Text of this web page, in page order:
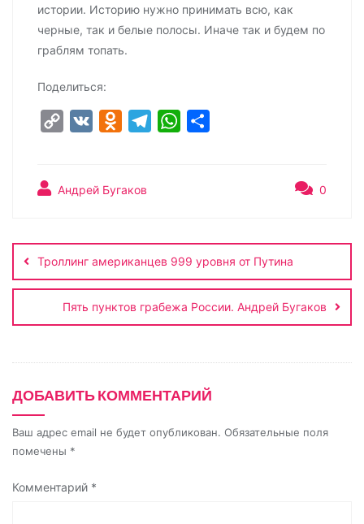
истории. Историю нужно принимать всю, как
черные, так и белые полосы. Иначе так и будем по
граблям топать.
Поделиться:
y
n
k
o
a
s
s
n
i
a
m
W
p
p
и
т
ь
Андрей Бугаков 0
по
записям
Троллинг американцев 999 уровня от Путина
Пять пунктов грабежа России. Андрей Бугаков
ДОБАВИТЬ КОММЕНТАРИЙ
Ваш адрес email не будет опубликован. Обязательные поля
помечены *
Комментарий *